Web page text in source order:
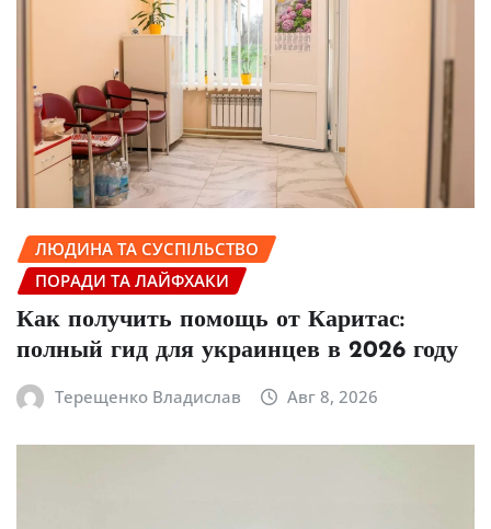
ЛЮДИНА ТА СУСПІЛЬСТВО
ПОРАДИ ТА ЛАЙФХАКИ
Как получить помощь от Каритас:
полный гид для украинцев в 2026 году
Терещенко Владислав Авг 8, 2026